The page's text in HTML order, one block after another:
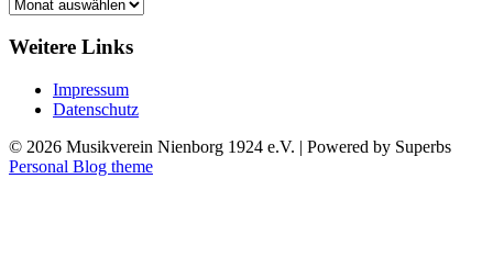
Weitere Links
Impressum
Datenschutz
© 2026 Musikverein Nienborg 1924 e.V. | Powered by Superbs
Personal Blog theme